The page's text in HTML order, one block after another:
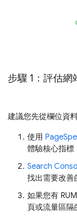
步驟 1：評估
建議您先從欄位資
使用
體驗核心指標
Search
找出需要改善
如果您有
頁或流量區隔